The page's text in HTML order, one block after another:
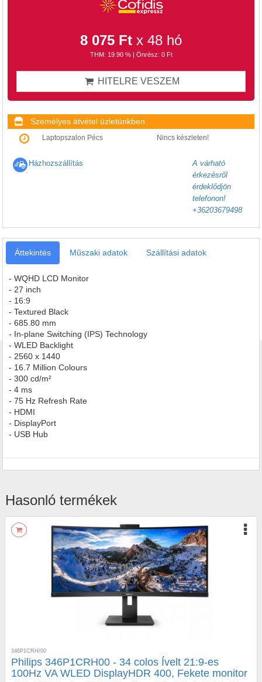
8 075 Ft x 48 hó
THM: 19.90 % | Önrész: 0 Ft
HITELRE VESZEM
Személyes átvétel üzletünkben
Laptopszalon Pécs Nincs készleten!
Házhozszállítás
A várható
érkezésről
érdeklődjön
telefonon!
+36203679498
Áttekintés Műszaki adatok Szállítási adatok
- WQHD LCD Monitor
- 27 inch
- 16:9
- Textured Black
- 685.80 mm
- In-plane Switching (IPS) Technology
- WLED Backlight
- 2560 x 1440
- 16.7 Million Colours
- 300 cd/m²
- 4 ms
- 75 Hz Refresh Rate
- HDMI
- DisplayPort
- USB Hub
Hasonló termékek
346P1CRH/00
Philips 346P1CRH00 - 34 colos Ívelt 21:9-es
100Hz VA WLED DisplayHDR 400, Fekete monitor